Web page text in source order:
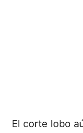
El corte lobo